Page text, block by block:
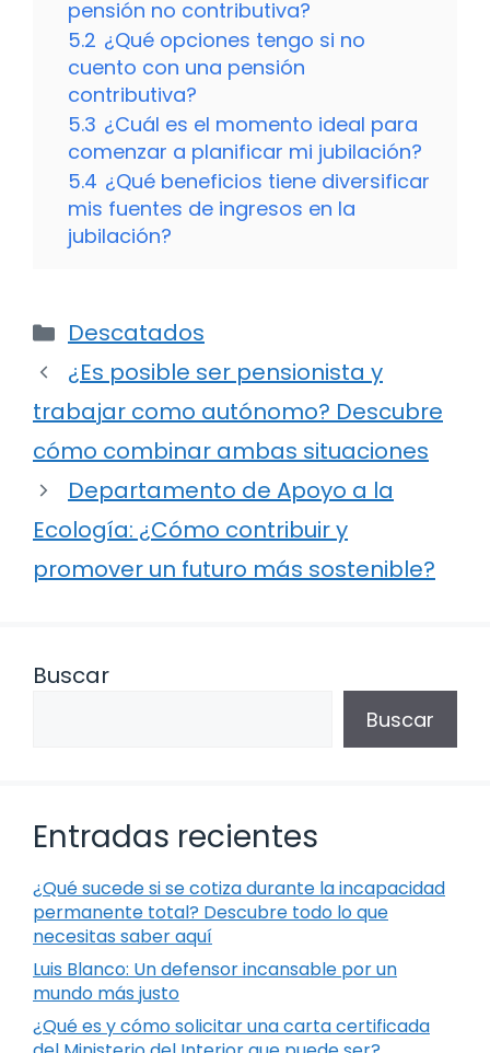
pensión no contributiva?
5.2 ¿Qué opciones tengo si no
cuento con una pensión
contributiva?
5.3 ¿Cuál es el momento ideal para
comenzar a planificar mi jubilación?
5.4 ¿Qué beneficios tiene diversificar
mis fuentes de ingresos en la
jubilación?
Categorías
Descatados
¿Es posible ser pensionista y
trabajar como autónomo? Descubre
cómo combinar ambas situaciones
Departamento de Apoyo a la
Ecología: ¿Cómo contribuir y
promover un futuro más sostenible?
Buscar
Buscar
Entradas recientes
¿Qué sucede si se cotiza durante la incapacidad
permanente total? Descubre todo lo que
necesitas saber aquí
Luis Blanco: Un defensor incansable por un
mundo más justo
¿Qué es y cómo solicitar una carta certificada